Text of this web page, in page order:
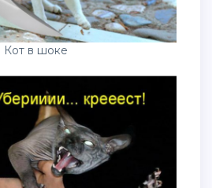
Кот в шоке